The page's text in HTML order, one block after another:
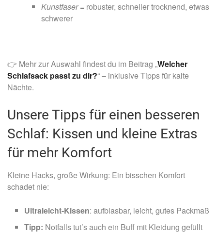
Kunstfaser= robuster, schneller trocknend, etwas
schwerer
👉 Mehr zur Auswahl findest du im Beitrag „Welcher
Schlafsack passt zu dir?“ – inklusive Tipps für kalte
Nächte.
Unsere Tipps für einen besseren
Schlaf: Kissen und kleine Extras
für mehr Komfort
Kleine Hacks, große Wirkung: Ein bisschen Komfort
schadet nie:
Ultraleicht-Kissen: aufblasbar, leicht, gutes Packmaß
Tipp: Notfalls tut’s auch ein Buff mit Kleidung gefüllt